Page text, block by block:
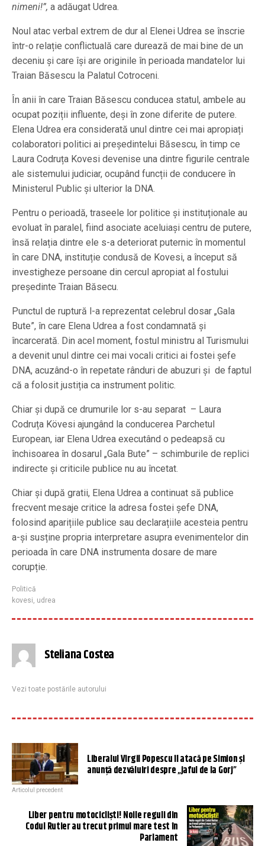
nimeni!”, a adăugat Udrea.
Noul atac verbal extrem de dur al Elenei Udrea se înscrie
într-o relație conflictuală care durează de mai bine de un
deceniu și care își are originile în perioada mandatelor lui
Traian Băsescu la Palatul Cotroceni.
În anii în care Traian Băsescu conducea statul, ambele au
ocupat poziții influente, deși în zone diferite de putere.
Elena Udrea era considerată unul dintre cei mai apropiați
colaboratori politici ai președintelui Băsescu, în timp ce
Laura Codruța Kovesi devenise una dintre figurile centrale
ale sistemului judiciar, ocupând funcții de conducere în
Ministerul Public și ulterior la DNA.
Pentru o perioadă, traseele lor politice și instituționale au
evoluat în paralel, fiind asociate aceluiași centru de putere,
însă relația dintre ele s-a deteriorat puternic în momentul
în care DNA, instituție condusă de Kovesi, a început să
investigheze persoane din cercul apropiat al fostului
președinte Traian Băsecu.
Punctul de ruptură l-a reprezentat celebrul dosar „Gala
Bute”, în care Elena Udrea a fost condamnată și
încarcerată. Din acel moment, fostul ministru al Turismului
a devenit unul dintre cei mai vocali critici ai fostei șefe
DNA, acuzând-o în repetate rânduri de abuzuri și de faptul
că a folosit justiția ca instrument politic.
Chiar și după ce drumurile lor s-au separat – Laura
Codruța Kövesi ajungând la conducerea Parchetul
European, iar Elena Udrea executând o pedeapsă cu
închisoarea în dosarul „Gala Bute” – schimburile de replici
indirecte și criticile publice nu au încetat.
Chiar şi după gratii, Elena Udrea a continuat să publice
frecvent mesaje critice la adresa fostei șefe DNA,
folosind aparițiile publice sau declarațiile acesteia pentru
a-și susține propria interpretare asupra evenimentelor din
perioada în care DNA instrumenta dosare de mare
corupție.
Politică
kovesi, udrea
Steliana Costea
Vezi toate postările autorului
Liberalul Virgil Popescu îl atacă pe Simion și
anunță dezvăluiri despre „jaful de la Gorj”
Articolul precedent
Liber pentru motocicliști! Noile reguli din
Codul Rutier au trecut primul mare test în
Parlament